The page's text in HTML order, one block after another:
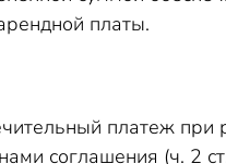
платы.
платеж
соглашения (ч. 2